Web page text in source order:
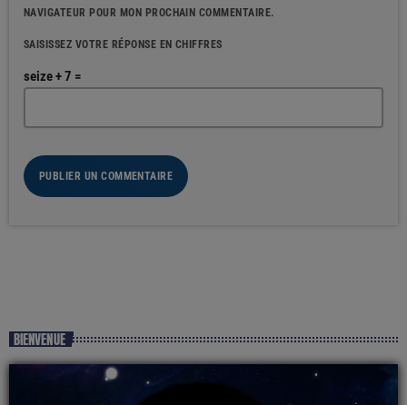
NAVIGATEUR POUR MON PROCHAIN COMMENTAIRE.
SAISISSEZ VOTRE RÉPONSE EN CHIFFRES
seize + 7 =
BIENVENUE